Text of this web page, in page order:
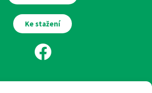
Ke stažení